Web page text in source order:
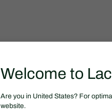
Welcome to
Are you in United States? For
website.